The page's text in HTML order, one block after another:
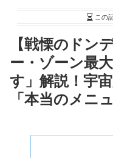
この
【戦慄のドン
ー・ゾーン最
す」解説！宇
「本当のメニュ